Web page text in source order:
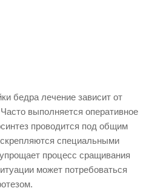
бедра лечение зависит от
выполняется оперативное
проводится под общим
специальными
процесс сращивания
может потребоваться